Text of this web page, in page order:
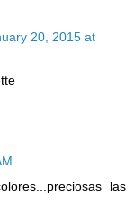
20, 2015 at
las